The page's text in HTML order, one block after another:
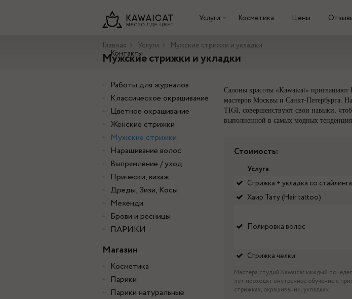
Услуги Косметика Цены
Контакты
Главная Услуги Мужские стрижки и укладки
Мужские стрижки и укладки
Работы для журналов
Классическое окрашивание
Цветное окрашивание
Женские стрижки
Мужские стрижки
Наращивание волос
Выпрямление / уход
Прически, визаж
Дреды, Зизи, Косы
Мехенди
Брови и ресницы
ПАРИКИ
Магазин
Косметика
Парики
Парики натуральные
Салоны красоты «Kawaicat»
мастеров Москвы и Санкт-Петербурга.
TIGI, совершенствуют свои навыки,
выполненной в самых модных
Стоимость:
Услуга
Стрижка + укладка со
Хаир Тату (Hair tattoo)
Полировка волос
Стрижка челки
Мастера студий Kawaicat каждый
лет проходят внутреннее обучение с
стрижках, окрашивании, укладках.